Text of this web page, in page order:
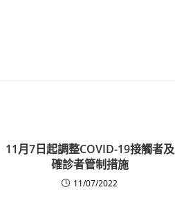
11月7日起調整COVID-19接觸者及
確診者管制措施
11/07/2022